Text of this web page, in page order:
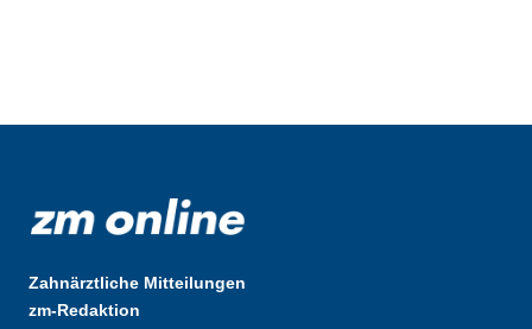
Zahnärztliche Mitteilungen
zm-Redaktion